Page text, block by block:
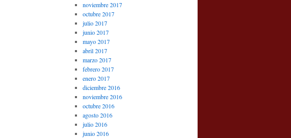
noviembre 2017
octubre 2017
julio 2017
junio 2017
mayo 2017
abril 2017
marzo 2017
febrero 2017
enero 2017
diciembre 2016
noviembre 2016
octubre 2016
agosto 2016
julio 2016
junio 2016